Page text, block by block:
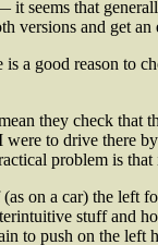
seems that
versions and get
a good reason to
they check that
to drive there
problem is
on a car) the left
stuff and
to push on the